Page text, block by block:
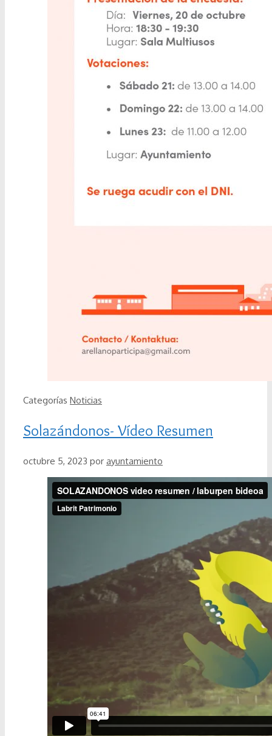
Categorías Noticias
Solazándonos- Vídeo Resumen
octubre 5, 2023 por ayuntamiento